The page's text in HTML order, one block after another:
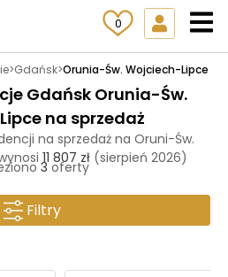
0
>Gdańsk>Orunia-Św. Wojciech-Lipce
Gdańsk Orunia-Św.
na sprzedaż
na sprzedaż na Oruni-Św.
11 807 zł (sierpień 2026)
3oferty
Filtry